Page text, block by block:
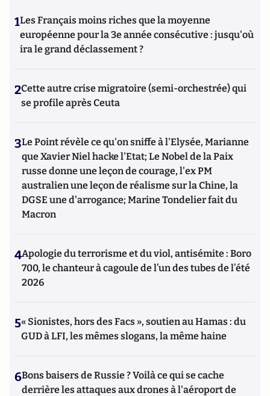
1Les Français moins riches que la moyenne
européenne pour la 3e année consécutive : jusqu'où
ira le grand déclassement ?
2Cette autre crise migratoire (semi-orchestrée) qui
se profile après Ceuta
3Le Point révèle ce qu'on sniffe à l'Elysée, Marianne
que Xavier Niel hacke l'Etat; Le Nobel de la Paix
russe donne une leçon de courage, l'ex PM
australien une leçon de réalisme sur la Chine, la
DGSE une d'arrogance; Marine Tondelier fait du
Macron
4Apologie du terrorisme et du viol, antisémite : Boro
700, le chanteur à cagoule de l’un des tubes de l’été
2026
5« Sionistes, hors des Facs », soutien au Hamas : du
GUD à LFI, les mêmes slogans, la même haine
6Bons baisers de Russie ? Voilà ce qui se cache
derrière les attaques aux drones à l'aéroport de